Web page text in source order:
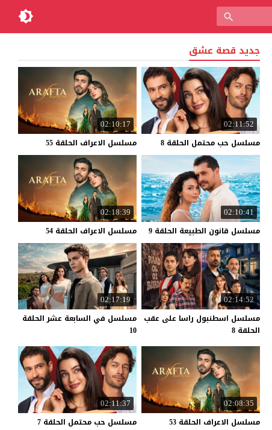
جديد قصة عشق
02:11:52
مسلسل حب محتمل الحلقة 8
02:10:17
مسلسل الاعراف الحلقة 55
02:10:41
مسلسل قانون الطبيعة الحلقة 9
02:18:39
مسلسل الاعراف الحلقة 54
02:14:52
مسلسل اسطنبول راسا على عقب
الحلقة 8
02:17:19
مسلسل في السابعة عشر الحلقة
10
02:08:35
مسلسل الاعراف الحلقة 53
02:11:37
مسلسل حب محتمل الحلقة 7